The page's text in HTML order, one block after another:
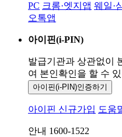
PC 크롬·엣지앱 웨일·
오톡앱
아이핀(i-PIN)
발급기관과 상관없이
여 본인확인을 할 수
아이핀(i-PIN)인증하기
아이핀 신규가입 도움
안내 1600-1522